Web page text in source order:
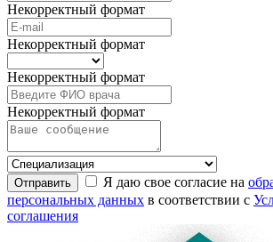
Некорректный формат
Некорректный формат
Некорректный формат
Некорректный формат
Отправить Я даю свое согласие на
персональных данных в соответствии с
соглашения